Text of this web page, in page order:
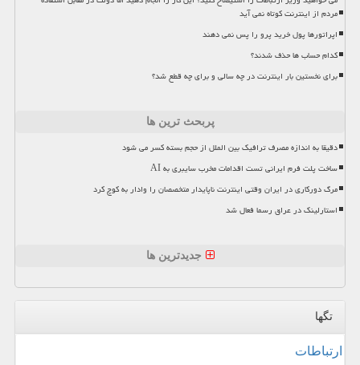
مردم از اینترنت کوتاه نمی آید
اپراتورها پول خرید پرو را پس نمی دهند
کدام حساب ها حذف شدند؟
برای نخستین بار اینترنت در چه سالی و برای چه قطع شد؟
پربحث ترین ها
دقیقا به اندازه مصرف ترافیک بین الملل از حجم بسته کسر می شود
ساخت پلت فرم ایرانی تست اقدامات مخرب سایبری به AI
مرگ دورکاری در ایران وقتی اینترنت ناپایدار متخصصان را وادار به کوچ کرد
استارلینک در عراق رسما فعال شد
جدیدترین ها
تگها
ارتباطات